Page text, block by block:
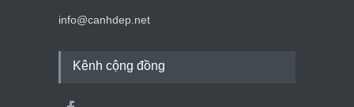
info@canhdep.net
Kênh cộng đồng